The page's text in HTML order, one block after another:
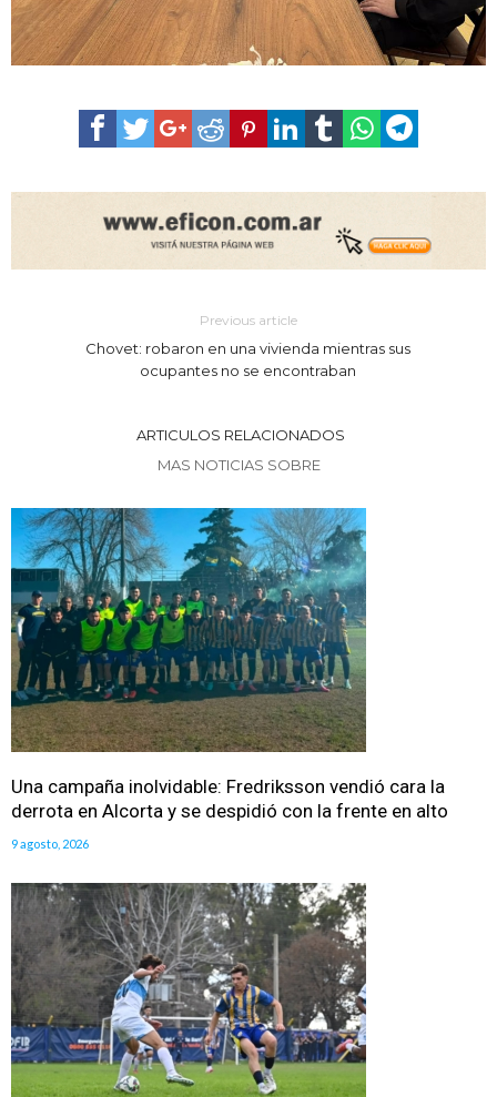
Previous article
Chovet: robaron en una vivienda mientras sus
ocupantes no se encontraban
ARTICULOS RELACIONADOS
MAS NOTICIAS SOBRE
Una campaña inolvidable: Fredriksson vendió cara la
derrota en Alcorta y se despidió con la frente en alto
9 agosto, 2026